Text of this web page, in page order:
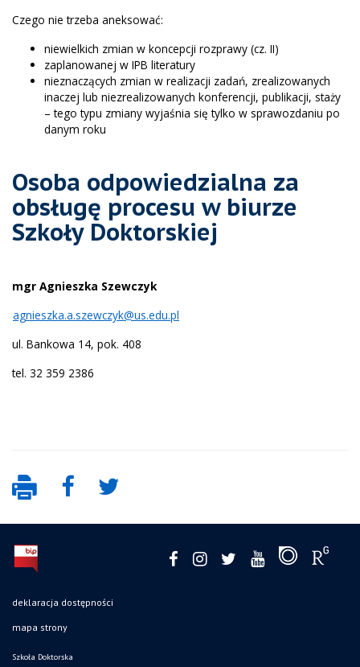
Czego nie trzeba aneksować:
niewielkich zmian w koncepcji rozprawy (cz. II)
zaplanowanej w IPB literatury
nieznaczących zmian w realizacji zadań, zrealizowanych
inaczej lub niezrealizowanych konferencji, publikacji, staży
– tego typu zmiany wyjaśnia się tylko w sprawozdaniu po
danym roku
Osoba odpowiedzialna za
obsługę procesu w biurze
Szkoły Doktorskiej
mgr Agnieszka Szewczyk
agnieszka.a.szewczyk@us.edu.pl
ul. Bankowa 14, pok. 408
tel. 32 359 2386
deklaracja dostępności
mapa strony
Szkoła Doktorska